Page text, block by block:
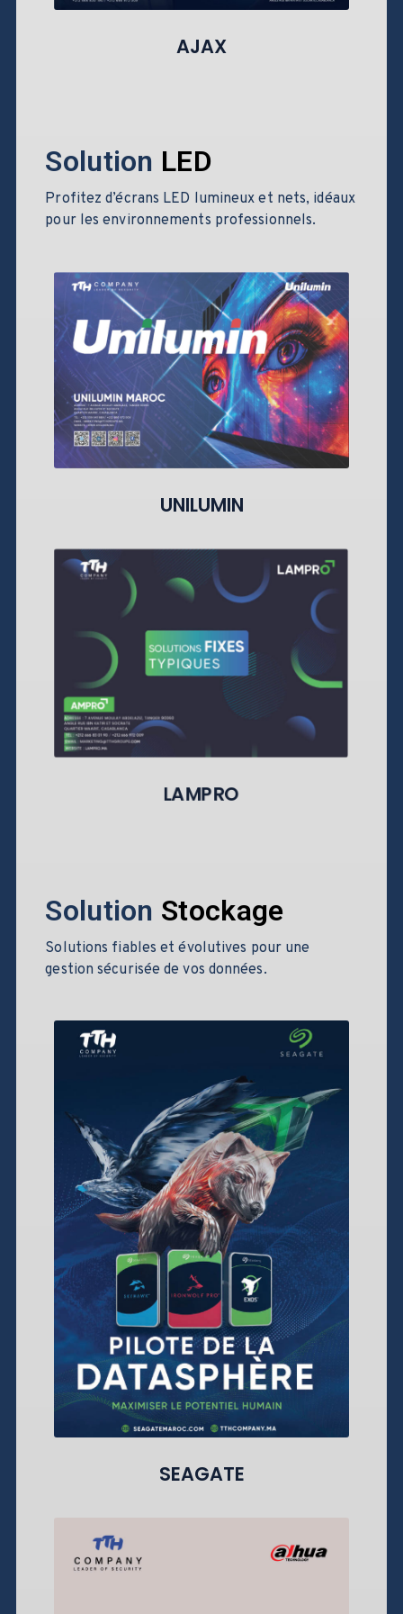
AJAX
Solution LED
Profitez d’écrans LED lumineux et nets, idéaux
pour les environnements professionnels.
UNILUMIN
LAMPRO
Solution Stockage
Solutions fiables et évolutives pour une
gestion sécurisée de vos données.
SEAGATE